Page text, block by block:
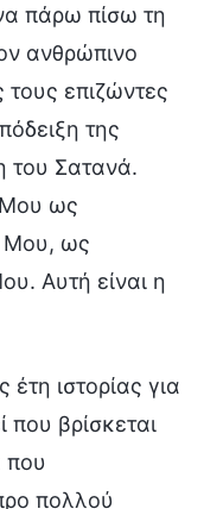
πάρω πίσω τη
ανθρώπινο
επιζώντες
της
του Σατανά.
Μου ως
Μου, ως
Αυτή είναι η
ιστορίας για
που βρίσκεται
που
πολλού